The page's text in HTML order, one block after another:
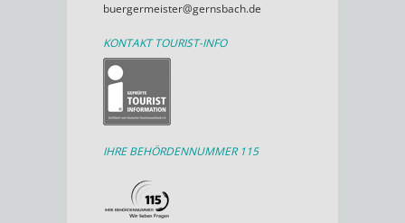
buergermeister@gernsbach.de
KONTAKT TOURIST-INFO
IHRE BEHÖRDENNUMMER 115